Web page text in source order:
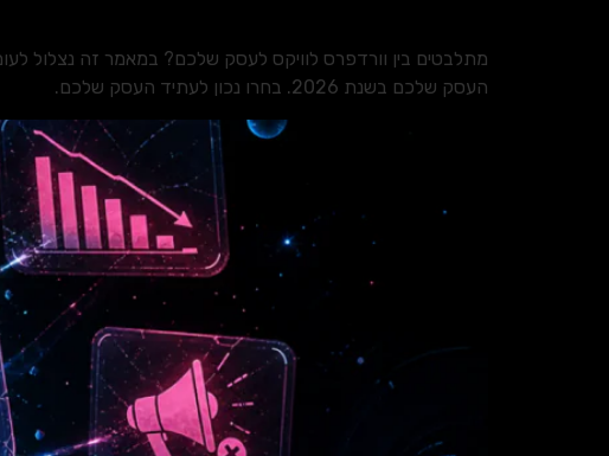
מתלבטים בין וורדפרס לוויקס לעסק שלכם? במאמר זה נצלול
העסק שלכם בשנת 2026. בחרו נכון לעתיד העסק שלכם.